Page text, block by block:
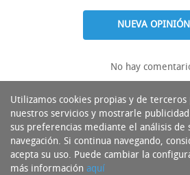
NUEVA OPINIÓN
No hay
Utilizamos cookies propias y de
nuestros servicios y mostrarle
sus preferencias mediante el análisis de
navegación. Si continua navegando,
acepta su uso. Puede cambiar la
más información aquí